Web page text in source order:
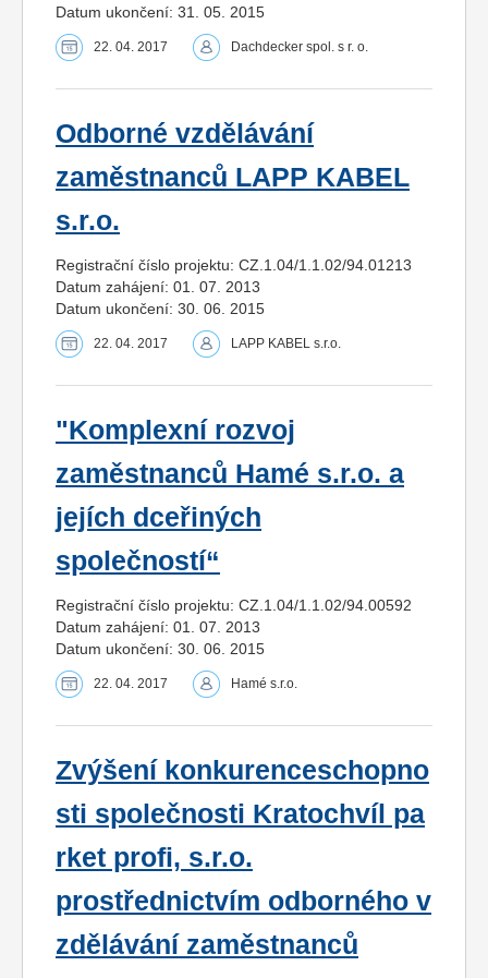
Datum ukončení: 31. 05. 2015
22. 04. 2017 Dachdecker spol. s r. o.
Odborné vzdělávání
zaměstnanců LAPP KABEL
s.r.o.
Registrační číslo projektu: CZ.1.04/1.1.02/94.01213
Datum zahájení: 01. 07. 2013
Datum ukončení: 30. 06. 2015
22. 04. 2017 LAPP KABEL s.r.o.
"Komplexní rozvoj
zaměstnanců Hamé s.r.o. a
jejích dceřiných
společností“
Registrační číslo projektu: CZ.1.04/1.1.02/94.00592
Datum zahájení: 01. 07. 2013
Datum ukončení: 30. 06. 2015
22. 04. 2017 Hamé s.r.o.
Zvýšení konkurenceschopno
sti společnosti Kratochvíl pa
rket profi, s.r.o.
prostřednictvím odborného v
zdělávání zaměstnanců